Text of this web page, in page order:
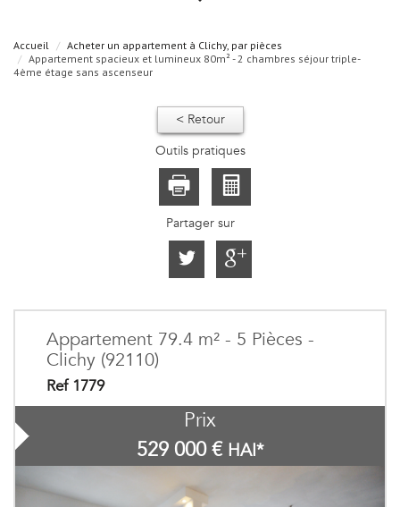
Accueil
Acheter un appartement à Clichy, par pièces
Appartement spacieux et lumineux 80m² - 2 chambres séjour triple-
4ème étage sans ascenseur
< Retour
Outils pratiques
Partager sur
Appartement 79.4 m² - 5 Pièces -
Clichy (92110)
Ref 1779
Prix
529 000 € HAI*